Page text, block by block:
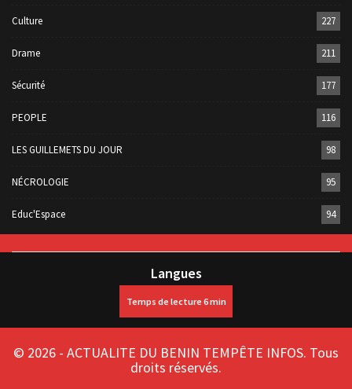
Culture 227
Drame 211
Sécurité 177
PEOPLE 116
LES GUILLEMETS DU JOUR 98
NÉCROLOGIE 95
Educ'Espace 94
Langues
© 2026 - ACTUALITE DU BENIN TEMPÊTE INFOS. Tous
droits réservés.